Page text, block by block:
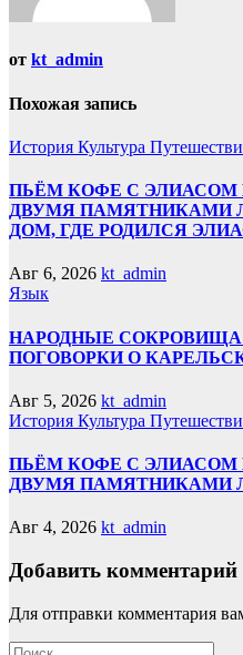
от kt_admin
Похожая запись
История Культура
ПЬЁМ КОФЕ С
ДВУМЯ ПАМЯТНИКАМИ
ДОМ, ГДЕ РОДИЛСЯ
Авг 6, 2026 kt_admin
Язык
НАРОДНЫЕ
ПОГОВОРКИ О
Авг 5, 2026 kt_admin
История Культура
ПЬЁМ КОФЕ С
ДВУМЯ ПАМЯТНИКАМИ
Авг 4, 2026 kt_admin
Добавить комментарий
Для отправки комментария